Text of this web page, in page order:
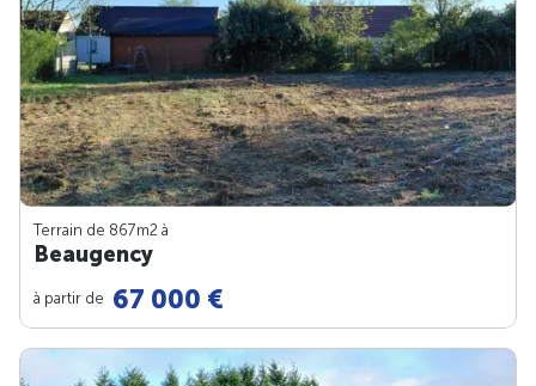
Terrain de 867m2 à
Beaugency
à partir de 67 000 €